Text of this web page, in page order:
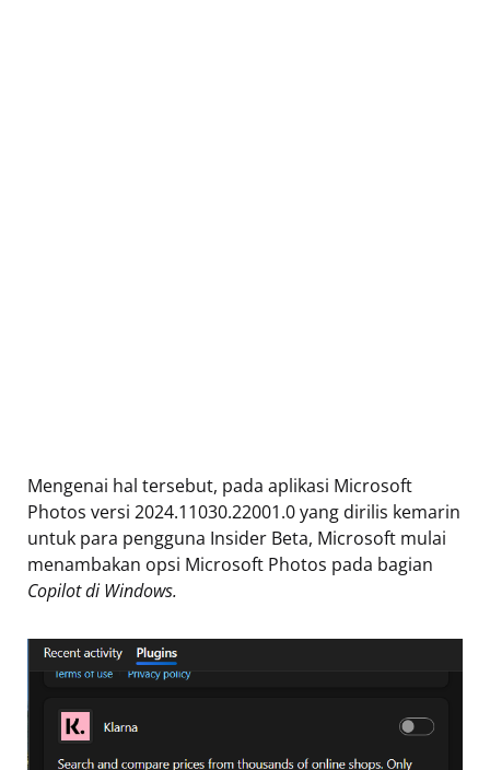
Mengenai hal tersebut, pada aplikasi Microsoft
Photos versi 2024.11030.22001.0 yang dirilis kemarin
untuk para pengguna Insider Beta, Microsoft mulai
menambakan opsi Microsoft Photos pada bagian
Copilot di Windows.